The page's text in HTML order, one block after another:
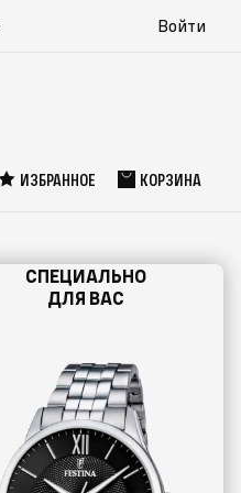
Войти
ИЗБРАННОЕ КОРЗИНА
СПЕЦИАЛЬНО
ДЛЯ ВАС